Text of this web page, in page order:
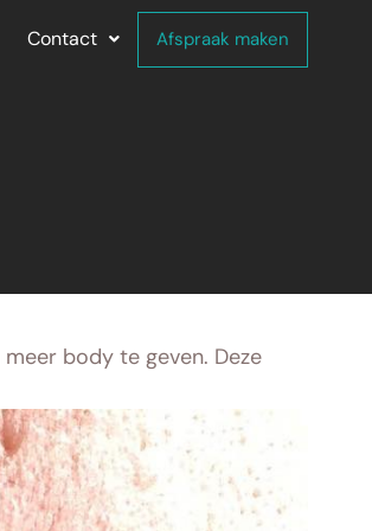
Contact Afspraak maken
meer body te geven. Deze